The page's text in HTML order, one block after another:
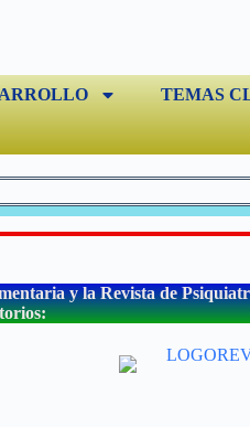
TEMAS
y la Revista de